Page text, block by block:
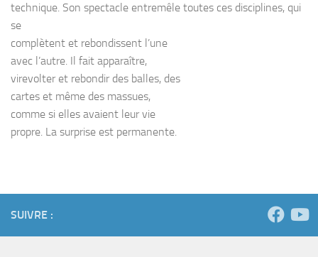
technique. Son spectacle entremêle toutes ces disciplines, qui
se
complètent et rebondissent l’une
avec l’autre. Il fait apparaître,
virevolter et rebondir des balles, des
cartes et même des massues,
comme si elles avaient leur vie
propre. La surprise est permanente.
SUIVRE :